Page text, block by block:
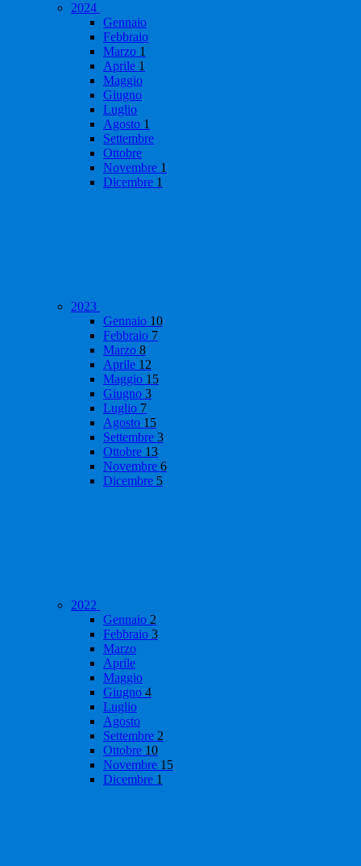
2024
Gennaio
Febbraio
Marzo 1
Aprile 1
Maggio
Giugno
Luglio
Agosto 1
Settembre
Ottobre
Novembre 1
Dicembre 1
2023
Gennaio 10
Febbraio 7
Marzo 8
Aprile 12
Maggio 15
Giugno 3
Luglio 7
Agosto 15
Settembre 3
Ottobre 13
Novembre 6
Dicembre 5
2022
Gennaio 2
Febbraio 3
Marzo
Aprile
Maggio
Giugno 4
Luglio
Agosto
Settembre 2
Ottobre 10
Novembre 15
Dicembre 1